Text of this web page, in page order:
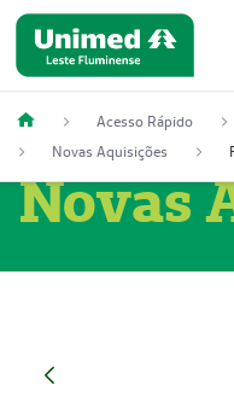
Acesso Rápido
Novas Aquisições
Novas